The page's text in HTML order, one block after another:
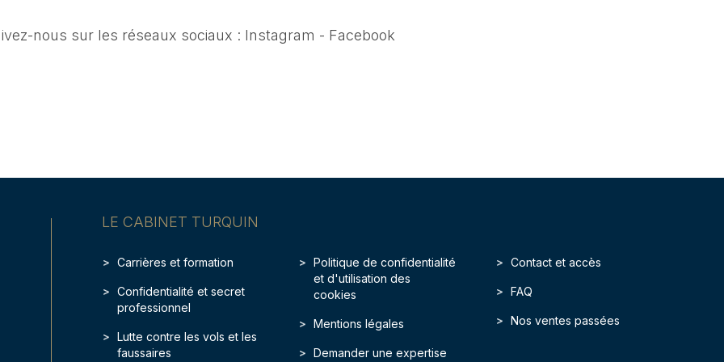
nous sur les réseaux sociaux : Instagram - Facebook
LE CABINET TURQUIN
Carrières et formation
Confidentialité et secret
professionnel
Lutte contre les vols et les
faussaires
Politique de confidentialité
et d'utilisation des
cookies
Mentions légales
Demander une expertise
Contact et accès
FAQ
Nos ventes passées